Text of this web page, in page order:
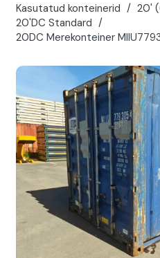
Kasutatud konteinerid / 20'
20'DC Standard /
20DC Merekonteiner